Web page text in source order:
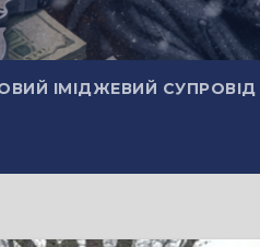
ІМІДЖЕВИЙ СУПРОВІД